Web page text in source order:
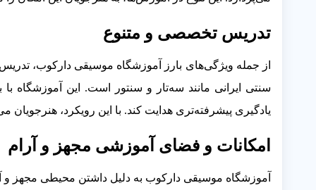
تدریس تخصصی و متنوع
از جمله ویژگی‌های بارز آموزشگاه موسیقی دارکوب،
سنتی ایرانی مانند سه‌تار و سنتور است. این آموزشگاه
یادگیری پیشرفته‌تری هدایت کند. با این رویکرد، هنرجویان
امکانات و فضای آموزشی مجهز و آرام
آموزشگاه موسیقی دارکوب به دلیل داشتن محیطی مجهز و